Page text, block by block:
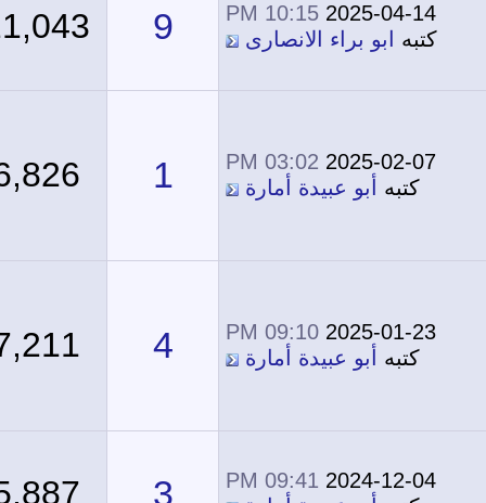
2025-04-14
10:15 PM
كتبهابو براء الانصارى 21,043
2025-02-07
03:02 PM
كتبهأبو عبيدة أمارة 6,826
2025-01-23
09:10 PM
كتبهأبو عبيدة أمارة 7,211
2024-12-04
09:41 PM
5,887